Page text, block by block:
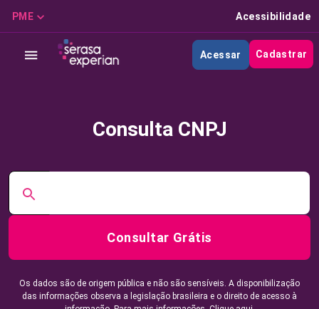
PME Acessibilidade
Acessar Cadastrar
Consulta CNPJ
Consultar Grátis
Os dados são de origem pública e não são sensíveis. A disponibilização
das informações observa a legislação brasileira e o direito de acesso à